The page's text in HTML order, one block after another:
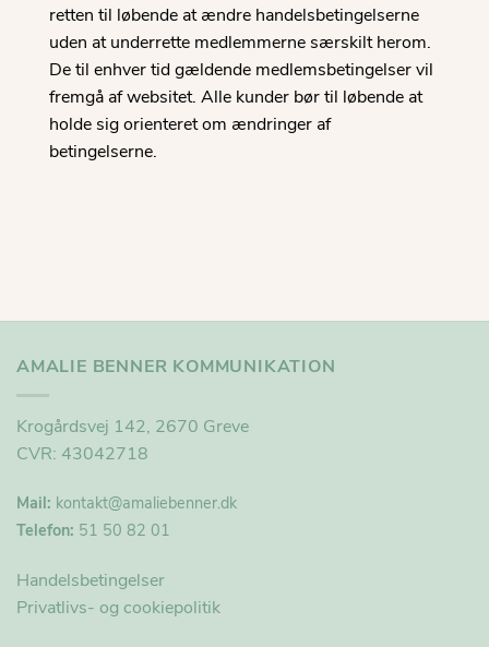
retten til løbende at ændre handelsbetingelserne
uden at underrette medlemmerne særskilt herom.
De til enhver tid gældende medlemsbetingelser vil
fremgå af websitet. Alle kunder bør til løbende at
holde sig orienteret om ændringer af
betingelserne.
AMALIE BENNER KOMMUNIKATION
Krogårdsvej 142, 2670 Greve
CVR: 43042718
Mail: kontakt@amaliebenner.dk
Telefon: 51 50 82 01
Handelsbetingelser
Privatlivs- og cookiepolitik